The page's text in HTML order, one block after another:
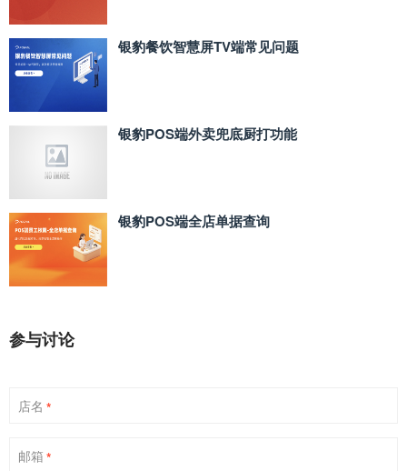
银豹餐饮智慧屏TV端常见问题
银豹POS端外卖兜底厨打功能
银豹POS端全店单据查询
参与讨论
店名 *
邮箱 *